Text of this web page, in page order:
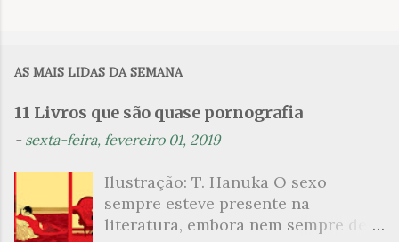
n
t
i
o
AS MAIS LIDAS DA SEMANA
11 Livros que são quase pornografia
- sexta-feira, fevereiro 01, 2019
Ilustração: T. Hanuka O sexo
sempre esteve presente na
literatura, embora nem sempre de